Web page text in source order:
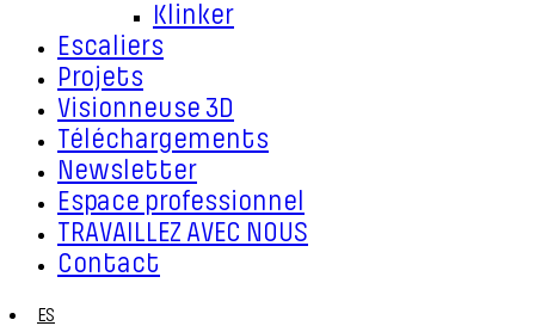
Klinker
Escaliers
Projets
Visionneuse 3D
Téléchargements
Newsletter
Espace professionnel
TRAVAILLEZ AVEC NOUS
Contact
ES